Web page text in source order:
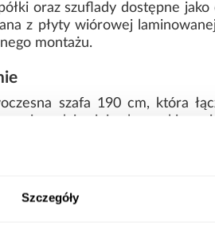
Szczegóły
oraz szuflady dostępne
z płyty wiórowej
montażu.
szafa 190 cm, która
nadaje jej elegancki, a
o produkcie